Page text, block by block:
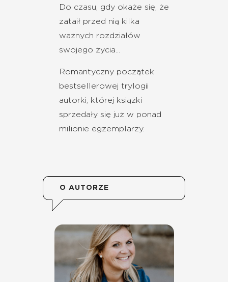
Do czasu, gdy okaże się, że
zataił przed nią kilka
ważnych rozdziałów
swojego życia...
Romantyczny początek
bestsellerowej trylogii
autorki, której książki
sprzedały się już w ponad
milionie egzemplarzy.
O AUTORZE